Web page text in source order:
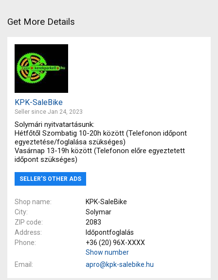
Get More Details
KPK-SaleBike
Seller since Jan 24, 2023
Solymári nyitvatartásunk:
Hétfőtől Szombatig 10-20h között (Telefonon időpont
egyeztetése/foglalása szükséges)
Vasárnap 13-19h között (Telefonon előre egyeztetett
időpont szükséges)
SELLER’S OTHER ADS
Shop name
KPK-SaleBike
City
Solymar
ZIP code
2083
Address
Időpontfoglalás
Phone
+36 (20) 96X-XXXX
Show number
Email
apro@kpk-salebike.hu